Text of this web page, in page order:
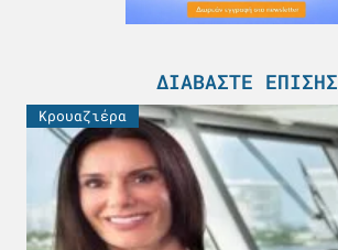
ΔΙΑΒΆΣΤΕ ΕΠΊΣΗΣ
Κρουαζιέρα